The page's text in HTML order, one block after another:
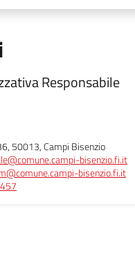
Responsabile
50013, Campi Bisenzio
bisenzio.fi.it
bisenzio.fi.it